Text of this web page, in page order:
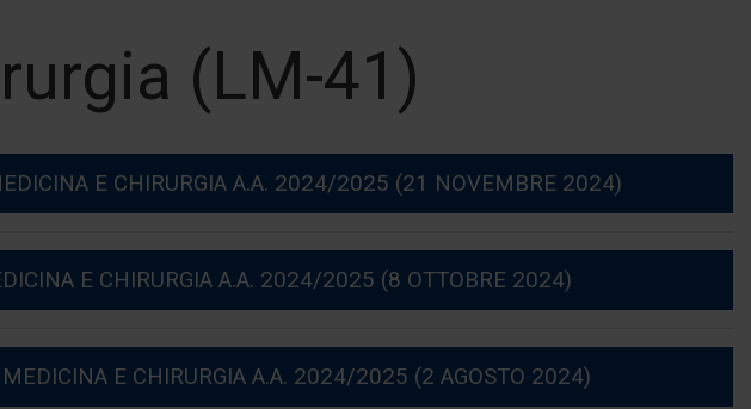
(LM-41)
E CHIRURGIA A.A. 2024/2025 (21 NOVEMBRE 2024)
E CHIRURGIA A.A. 2024/2025 (8 OTTOBRE 2024)
E CHIRURGIA A.A. 2024/2025 (2 AGOSTO 2024)